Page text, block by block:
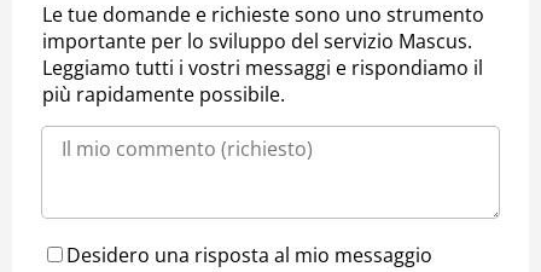
Le tue domande e richieste sono uno strumento
importante per lo sviluppo del servizio Mascus.
Leggiamo tutti i vostri messaggi e rispondiamo il
più rapidamente possibile.
Desidero una risposta al mio messaggio